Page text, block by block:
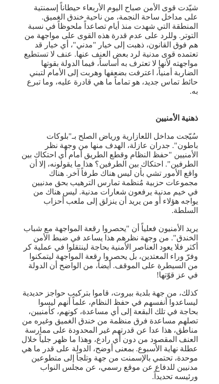
شيّدت قوى الأمن صباح اليوم الأربعاء حيطاناً إسمنتية
على مداخل ساحة النجمة، من ناحية خندق الغميق.
المنطقة التي شهدت منذ أيام تصاعداً ملحوظاً في نسبة
التوتر. وللرد على عدم قدرة هذه القوى على مواجهة من
هم فوق القانون، ذهبت إلى خيار "مدني"، أي خيار قد
تعتمده قوى مدنية لرد بعض العنف عنها. عنف لا تستطيع
مواجهته لأنها لا تعترف به أساساً، فيما الدولة بقوتها
الضاربة أمنياً، اعترفت بضعفها وهربت إلى الأمام لتبني
حائط تماس جديد، هو تماماً ما هي قادرة عليه، وما تبرع
به.
ذهنية الأمنيين
سُيّجت مداخل اللعازارية ورياض الصلح بـ"بلوكات
باطون". جدران عازلة، الهدف منها من وجهة نظر
الأمنيين "حفظ النظام وقطع الطريق أمام أي احتكاك بين
الطرفين". احتكاك بين الطرفين؟ هذا ما يقولونه، إلا أن
واقع الأمور تشي بأن ليس هناك طرفاً آخر. هناك
مجموعات حزبية مُنظمة تمارس الترهيب بحق مدنيين
في خيم مدنية يرفعون شعارات مدنية. ليس هناك من
يواجه هؤلاء أو من يريد أن ينزلق إلى ملعب أحزاب
السلطة.
يريد الأمنيون فعلياً أن "يحصروا رقعة المواجهة مع شباب
الخندق". من وجهة نظرهم هذا يساعد في ضبط الأمن
أكثر فلا يعود العناصر الأمنية بحاجة لينتقلوا في عملية كر
وفرّ وراء المعتدين، بل يحصروا رقعة المواجهة ليتمكنوا
من السيطرة على الموقف. أيضاً، من الواضح أن الدولة
في عز قوّتها!
كذلك، من جهة بلدية بيروت، قاموا بتركيب حواجز حديدية
ليساعدوا أنفسهم في حفظ النظام، علماً أنهم ليسوا
بحاجة في تلك البقعة إلى أي مساعدة، كونهم، كأمنيين،
تصلهم مساعدة فرق منظمة من خندق الغميق وغيره من
مناطق، هذا عدا عن قدرتهم غير المحدودة على ممارسة
العنف المقصود من دون أي رادع، وهذا ما ظهر جلياً خلال
عطلة نهاية الأسبوع. بمعنى أوضح، الدولة على قدر ما هي
موحدة، تحتمي بالإسمنت من جهة وتلجأ إلى متطوعين
مدنيين للدفاع عن موقع رسمي، عن مجلس النواب
ورئيسه تحديداً.